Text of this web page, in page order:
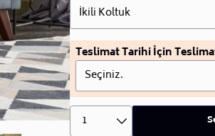
İkili Koltuk
Teslimat Tarihi İçin
Seçiniz.
1